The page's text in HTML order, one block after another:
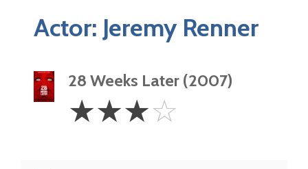
Actor: Jeremy Renner
28 Weeks Later (2007)
Stars
☆☆☆☆